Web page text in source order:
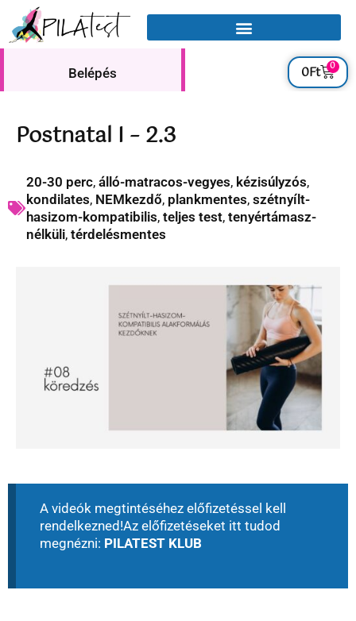
Belépés 0Ft 0
Postnatal I – 2.3
20-30 perc, álló-matracos-vegyes, kézisúlyzós,
kondilates, NEMkezdő, plankmentes, szétnyílt-
hasizom-kompatibilis, teljes test, tenyértámasz-
nélküli, térdelésmentes
A videók megtintéséhez előfizetéssel kell
rendelkezned!Az előfizetéseket itt tudod
megnézni: PILATEST KLUB